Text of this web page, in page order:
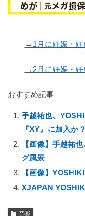
→1月に妊娠・妊
→2月に妊娠・妊
おすすめ記事
手越祐也、
『XY』に加入か？
【画像】手越祐
グ風景
【画像】
XJAPAN
音楽